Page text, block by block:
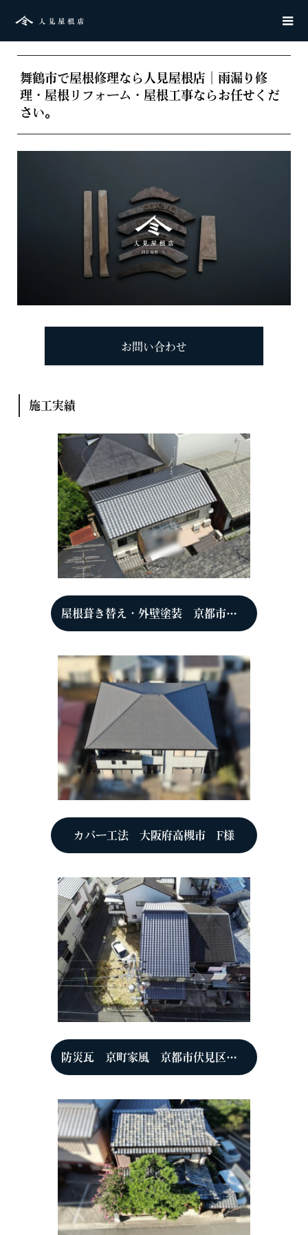
舞鶴市で屋根修理なら人見屋根店｜雨漏り修
理・屋根リフォーム・屋根工事ならお任せくだ
さい。
お問い合わせ
施工実績
屋根葺き替え・外壁塗装 京都市左京区下鴨 H様
カバー工法 大阪府高槻市 F様
防災瓦 京町家風 京都市伏見区 T様